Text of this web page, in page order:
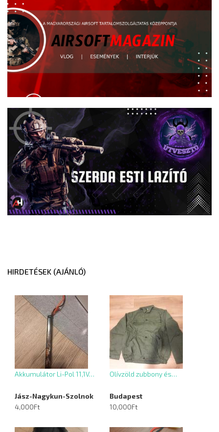
HIRDETÉSEK (AJÁNLÓ)
Akkumulátor Li-Pol 11,1V…
Jász-Nagykun-Szolnok
4,000Ft
Olívzöld zubbony és…
Budapest
10,000Ft